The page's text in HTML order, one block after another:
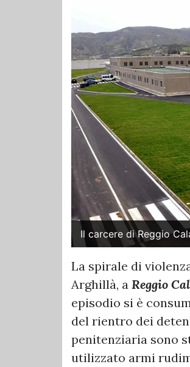
Il carcere di Reggio
​La spirale di
Arghillà, a Reggio
episodio si è
del rientro dei
penitenziaria sono
utilizzato armi